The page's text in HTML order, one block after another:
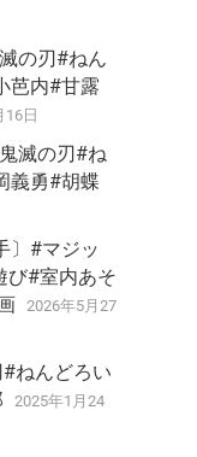
の刃#ねん
芭内#甘露
16日
滅の刃#ね
義勇#胡蝶
〕#マジッ
び#室内あそ
2026年5月27
ねんどろい
2025年1月24